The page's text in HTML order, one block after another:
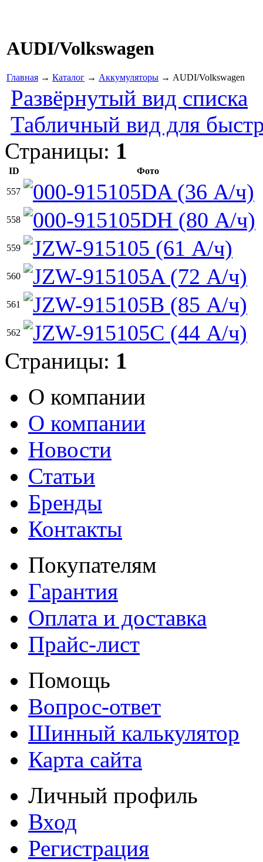
AUDI/Volkswagen
Главная → Каталог → Аккумуляторы → AUDI/Volkswagen
Развёрнутый вид списка
Табличный вид для
Страницы: 1
ID Фото
557
558
559
560
561
562
Страницы: 1
О компании
О компании
Новости
Статьи
Бренды
Контакты
Покупателям
Гарантия
Оплата и доставка
Прайс-лист
Помощь
Вопрос-ответ
Шинный калькулятор
Карта сайта
Личный профиль
Вход
Регистрация